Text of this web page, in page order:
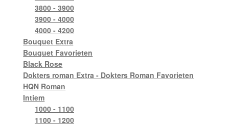
3800 - 3900
3900 - 4000
4000 - 4200
Bouquet Extra
Bouquet Favorieten
Black Rose
Dokters roman Extra - Dokters Roman Favorieten
HQN Roman
Intiem
1000 - 1100
1100 - 1200